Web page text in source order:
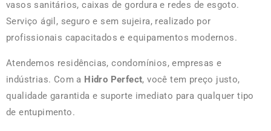
vasos sanitários, caixas de gordura e redes de esgoto.
Serviço ágil, seguro e sem sujeira, realizado por
profissionais capacitados e equipamentos modernos.
Atendemos residências, condomínios, empresas e
indústrias. Com a Hidro Perfect, você tem preço justo,
qualidade garantida e suporte imediato para qualquer tipo
de entupimento.